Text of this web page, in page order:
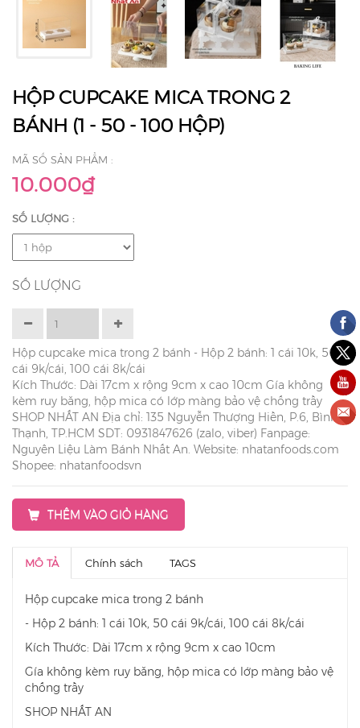
HỘP CUPCAKE MICA TRONG 2
BÁNH (1 - 50 - 100 HỘP)
MÃ SỐ SẢN PHẨM :
10.000₫
SỐ LƯỢNG :
SỐ LƯỢNG
Hộp cupcake mica trong 2 bánh - Hộp 2 bánh: 1 cái 10k, 50
cái 9k/cái, 100 cái 8k/cái
Kích Thước: Dài 17cm x rộng 9cm x cao 10cm Gía không
kèm ruy băng, hộp mica có lớp màng bảo vệ chống trầy
SHOP NHẤT AN Địa chỉ: 135 Nguyễn Thượng Hiền, P.6, Bình
Thạnh, TP.HCM SDT: 0931847626 (zalo, viber) Fanpage:
Nguyên Liệu Làm Bánh Nhất An. Website: nhatanfoods.com
Shopee: nhatanfoodsvn
THÊM VÀO GIỎ HÀNG
MÔ TẢ Chính sách TAGS
Hộp cupcake mica trong 2 bánh
- Hộp 2 bánh: 1 cái 10k, 50 cái 9k/cái, 100 cái 8k/cái
Kích Thước: Dài 17cm x rộng 9cm x cao 10cm
Gía không kèm ruy băng, hộp mica có lớp màng bảo vệ
chống trầy
SHOP NHẤT AN